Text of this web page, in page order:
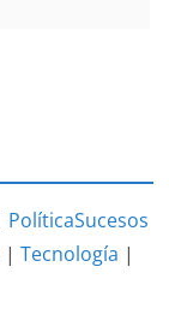
PolíticaSucesos
| Tecnología |